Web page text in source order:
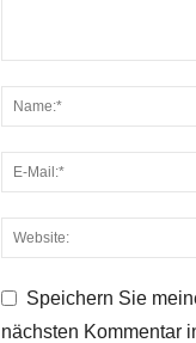
Speichern Sie
nächsten Kommentar